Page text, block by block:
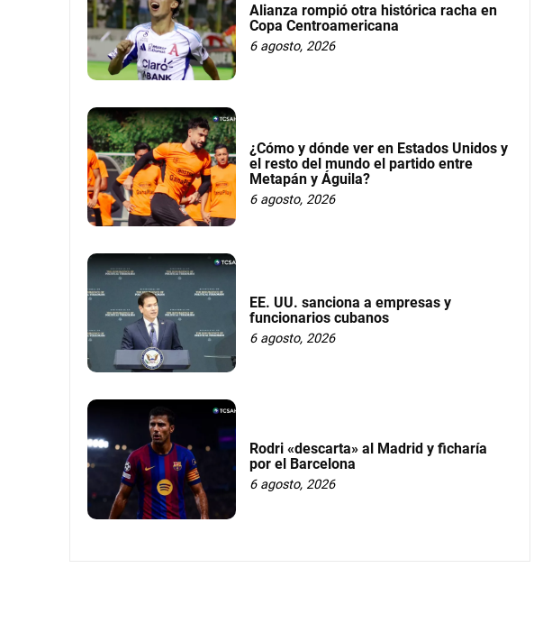
Alianza rompió otra histórica racha en
Copa Centroamericana
6 agosto, 2026
¿Cómo y dónde ver en Estados Unidos y
el resto del mundo el partido entre
Metapán y Águila?
6 agosto, 2026
EE. UU. sanciona a empresas y
funcionarios cubanos
6 agosto, 2026
Rodri «descarta» al Madrid y ficharía
por el Barcelona
6 agosto, 2026